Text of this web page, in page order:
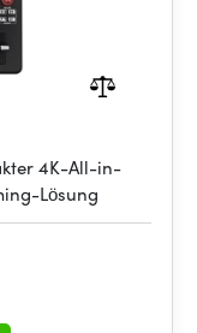
4K-All-in-
Lösung